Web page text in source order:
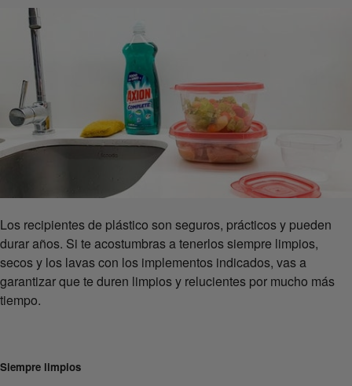
Los recipientes de plástico son seguros, prácticos y pueden
durar años. Si te acostumbras a tenerlos siempre limpios,
secos y los lavas con los implementos indicados, vas a
garantizar que te duren limpios y relucientes por mucho más
tiempo.
Siempre limpios